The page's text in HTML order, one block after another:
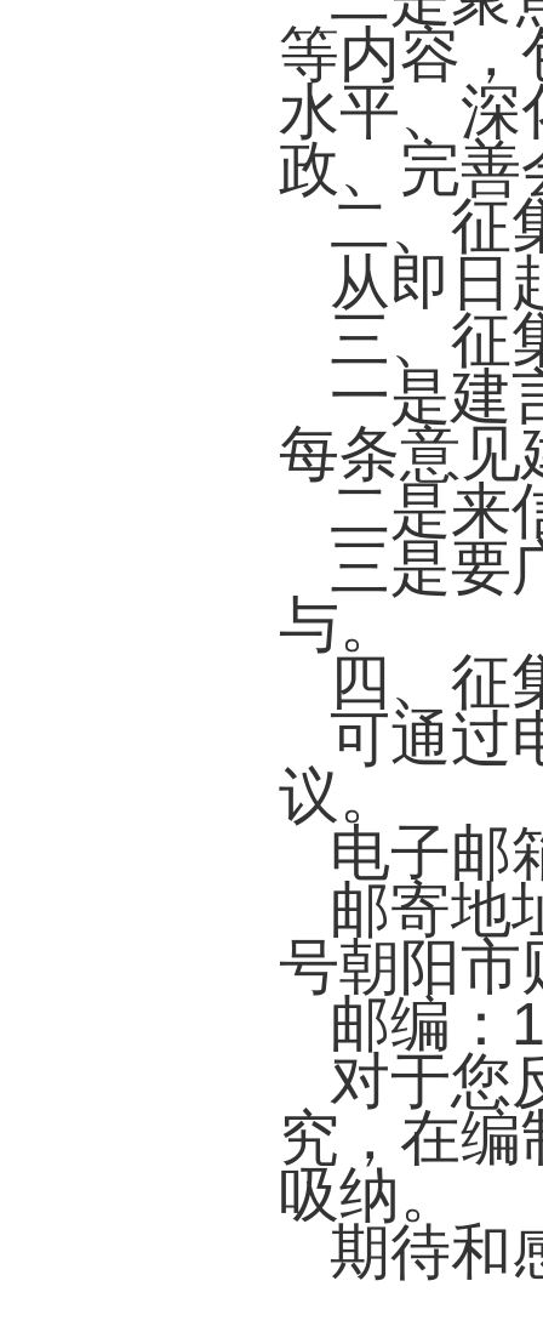
等内容，
水平、深
政、完善
二、征
从即日
三、征
一是建
每条意见
二是来
三是要
与。
四、征
可通过
议。
电子邮
邮寄地
号朝阳市
邮编：
对于您
究，在编
吸纳。
期待和